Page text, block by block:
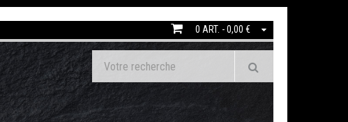
0 ART. - 0,00 €